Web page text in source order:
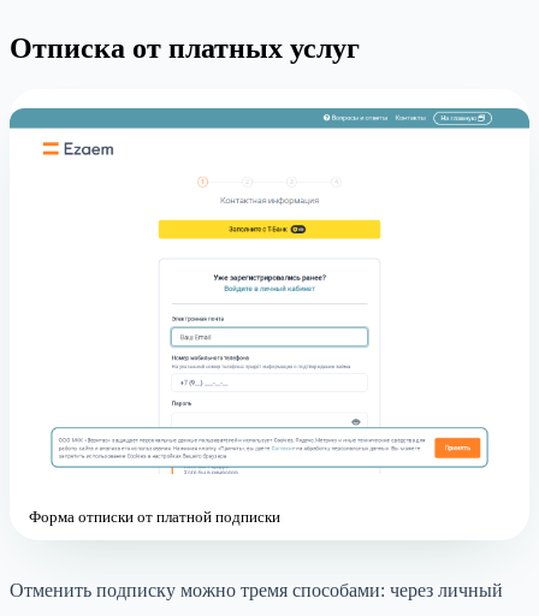
Отписка от платных услуг
Форма отписки от платной подписки
Отменить подписку можно тремя способами: через личный